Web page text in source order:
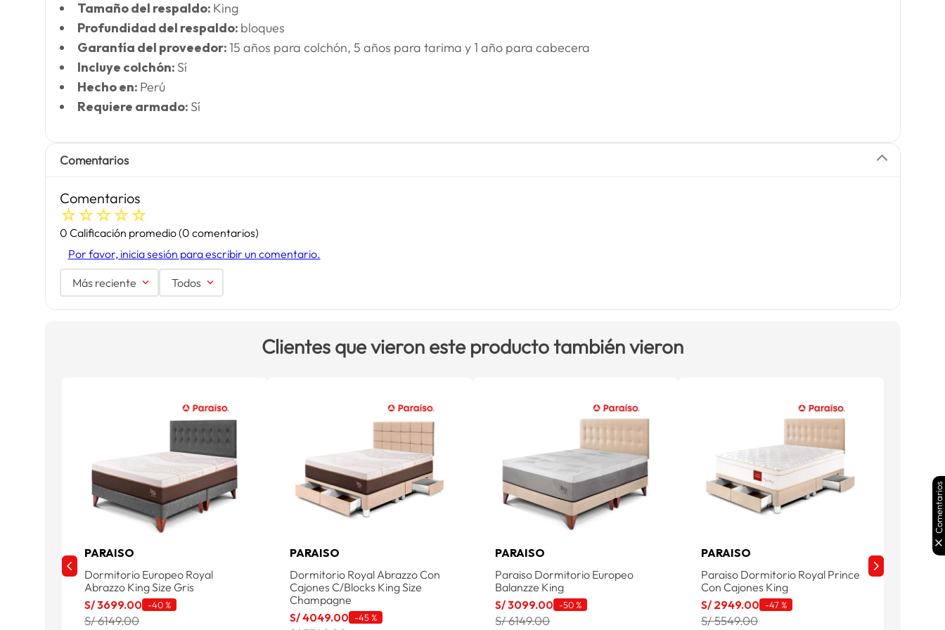
Tamaño del respaldo: King
Profundidad del respaldo: bloques
Garantía del proveedor:15 años para colchón, 5 años para tarima y 1 año para cabecera
Incluye colchón: Sí
Hecho en: Perú
Requiere armado: Sí
Comentarios
Comentarios
☆☆☆☆☆
0 Calificación promedio(0 comentarios)
Por favor, inicia sesión para escribir un comentario.
Más reciente Todos
Clientes que vieron este producto también vieron
PARAISO
Dormitorio Europeo Royal
Abrazzo King Size Gris
S/3699.00 -40 %
S/ 6149.00
PARAISO
Dormitorio Royal Abrazzo Con
Cajones C/Blocks King Size
Champagne
S/4049.00 -45 %
PARAISO
Paraiso Dormitorio Europeo
Balanzze King
S/3099.00 -50 %
S/ 6149.00
PARAISO
Paraiso Dormitorio Royal Prince
Con Cajones King
S/ 2949.00 -47 %
S/ 5549.00
Comentarios